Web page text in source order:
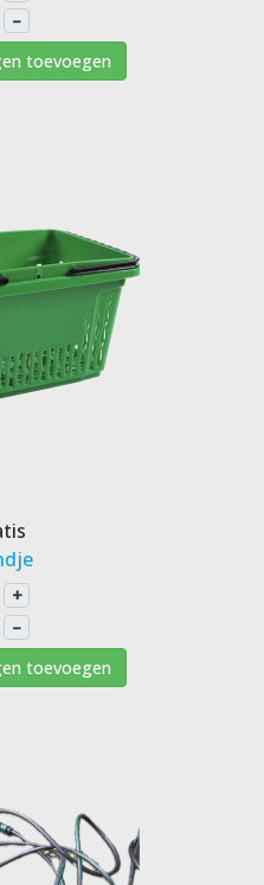
–
toevoegen
+
–
toevoegen